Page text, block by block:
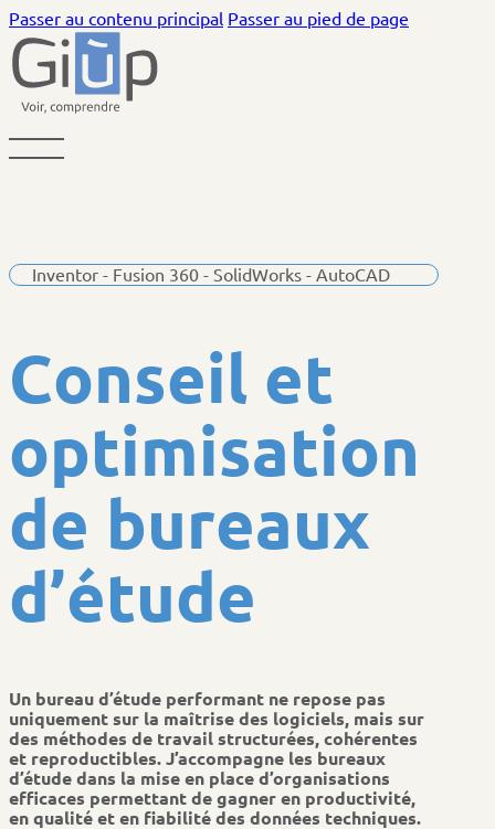
Passer au contenu principal Passer au pied de page
Inventor - Fusion 360 - SolidWorks - AutoCAD
Conseil et
optimisation
de bureaux
d’étude
Un bureau d’étude performant ne repose pas
uniquement sur la maîtrise des logiciels, mais sur
des méthodes de travail structurées, cohérentes
et reproductibles. J’accompagne les bureaux
d’étude dans la mise en place d’organisations
efficaces permettant de gagner en productivité,
en qualité et en fiabilité des données techniques.